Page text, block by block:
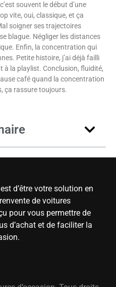
souvent le début d’une
vite, oui, classique, et ça
soigner ses trajectoires
blague. Négliger les distances
Enfin, la concentration qui
Petite histoire, j’ai déjà failli
à la playlist. Conclusion, fluidité,
café quand la concentration
ça rassure toujours.
d’être votre solution en
de voitures
pour vous permettre de
d’achat et de faciliter la